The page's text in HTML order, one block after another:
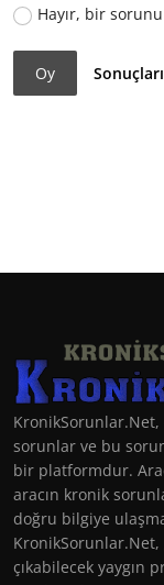
Hayır, bir
Oy
KronikSorunlar.Net,
sorunlar ve bu
bir platformdur.
aracın kronik
doğru bilgiye
çıkabilecek yaygın